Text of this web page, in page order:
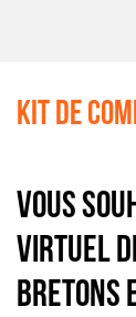
Kit de
Vous
virtuel
bretons